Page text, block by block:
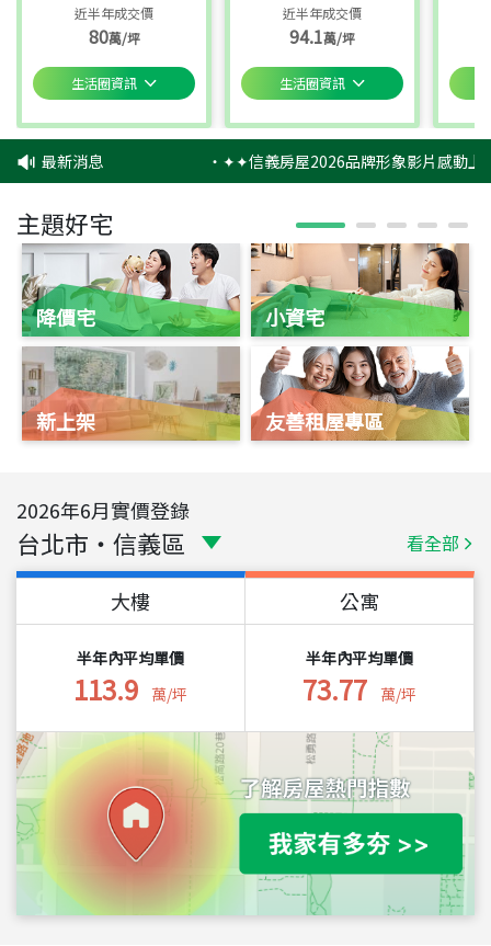
近半年成交價
80萬/坪
生活圈資訊
近半年成交價
94.1萬/坪
生活圈資訊
最新消息 ‧✦✦信義房屋2026品牌形象影片感動上
主題好宅
降價宅
新上架
小資宅
友善租屋專區
2026年6月實價登錄
台北市 ・ 信義區 看全部
大樓
半年內平均單價
113.9 萬/坪
公寓
半年內平均單價
73.77 萬/坪